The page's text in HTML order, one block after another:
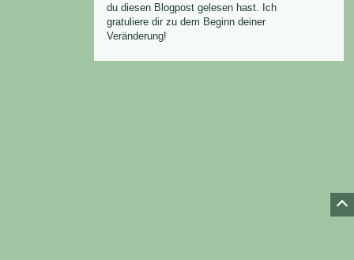
du diesen Blogpost gelesen hast. Ich
gratuliere dir zu dem Beginn deiner
Veränderung!